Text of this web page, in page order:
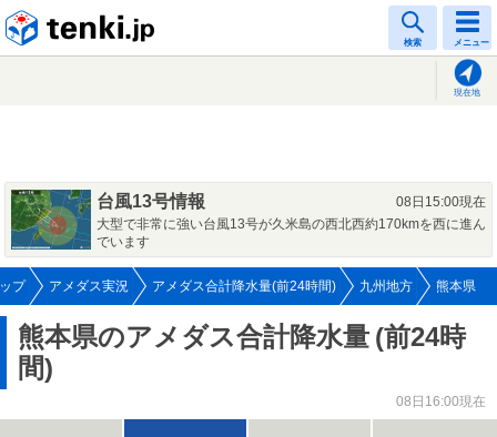
検索 メニュー
現在地
台風13号情報
08日15:00現在
大型で非常に強い台風13号が久米島の西北西約170kmを西に進ん
でいます
プ アメダス実況 アメダス合計降水量(前24時間) 九州地方 熊本県
熊本県のアメダス合計降水量 (前24時
間)
08日16:00現在